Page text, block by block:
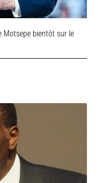
Motsepe bientôt sur le